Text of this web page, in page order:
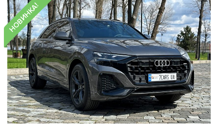
НОВИНКА!